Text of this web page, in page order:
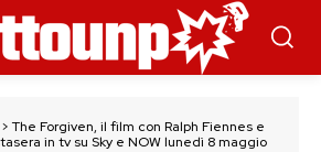
The Forgiven, il film con Ralph Fiennes e
in tv su Sky e NOW lunedì 8 maggio